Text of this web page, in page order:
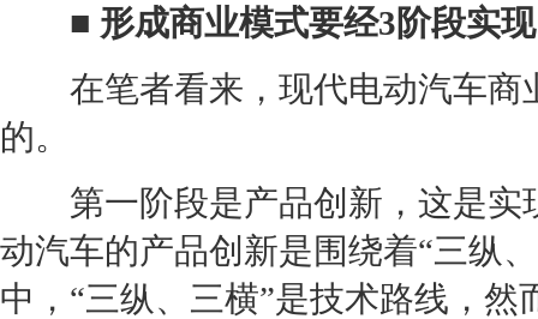
■ 形成商业模式要经3阶段实现
在笔者看来， 现代电动汽车商
的。
第一阶段是产品创新，这是实
动汽车的产品创新是围绕着“三纵
中，“三纵、三横”是技术路线，